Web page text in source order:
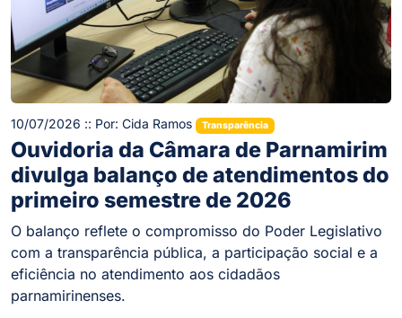
10/07/2026 :: Por: Cida Ramos Transparência
Ouvidoria da Câmara de Parnamirim
divulga balanço de atendimentos do
primeiro semestre de 2026
O balanço reflete o compromisso do Poder Legislativo
com a transparência pública, a participação social e a
eficiência no atendimento aos cidadãos
parnamirinenses.